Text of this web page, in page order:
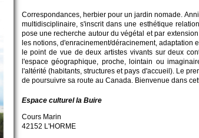
Corre­spondances, herbier pour un jardin no­made.
multidisci­plinaire, s'ins­crit dans une esthétique
pose une re­cherche autour du végétal et par
les noti­ons, d'enracine­ment/déracine­ment, adaptation
le point de vue de deux arti­stes vi­vants sur deux
l'espace géographique, proche, lointain ou
l'altérité (habi­tants, structures et pays d'accueil). Le
de po­ursuivre sa route au Canada. Bi­envenue dans
Espace culturel la Buire
Cours Marin
42152 L'HORME